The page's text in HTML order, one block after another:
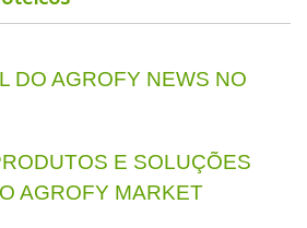
DO AGROFY NEWS NO
E SOLUÇÕES
AGROFY MARKET